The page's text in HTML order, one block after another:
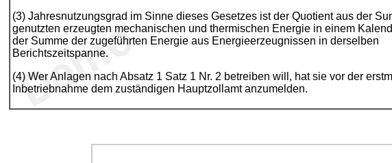
(3) Jahresnutzungsgrad im Sinne dieses Gesetzes ist der Quotient aus der
genutzten erzeugten mechanischen und thermischen Energie in einem
der Summe der zugeführten Energie aus Energieerzeugnissen in derselben
Berichtszeitspanne.
(4) Wer Anlagen nach Absatz 1 Satz 1 Nr. 2 betreiben will, hat sie vor der
Inbetriebnahme dem zuständigen Hauptzollamt anzumelden.